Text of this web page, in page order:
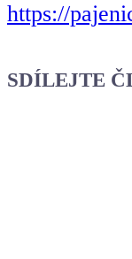
https://
SDÍLEJTE